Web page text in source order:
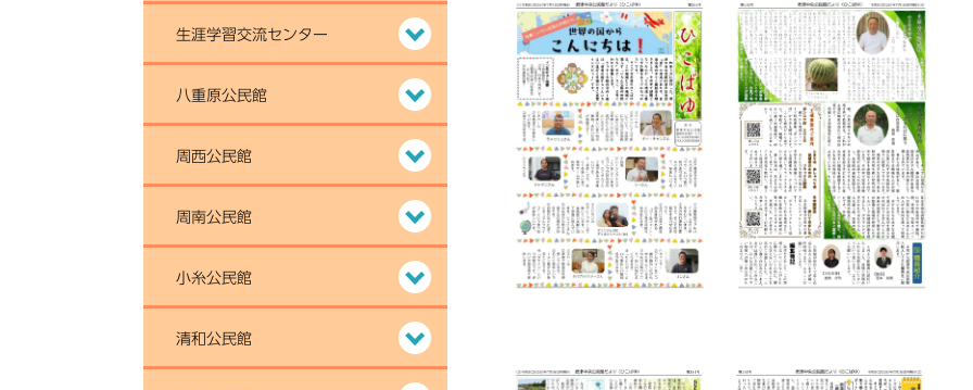
生涯学習交流センター
八重原公民館
周西公民館
周南公民館
小糸公民館
清和公民館